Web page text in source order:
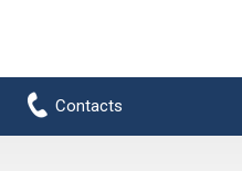
Contacts